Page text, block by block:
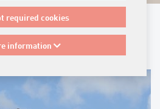
required cookies
information
in für Rohbau und